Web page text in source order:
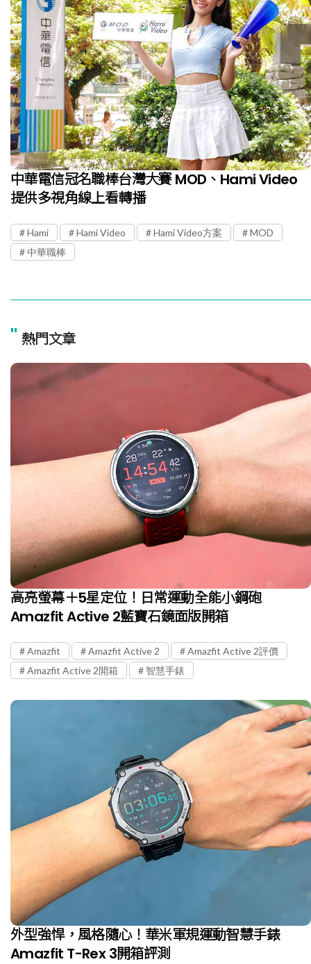
中華電信冠名職棒台灣大賽 MOD、Hami Video
提供多視角線上看轉播
Hami Hami Video Hami Video方案
MOD
中華職棒
" 熱門文章
高亮螢幕＋5星定位！日常運動全能小鋼砲
Amazfit Active 2藍寶石鏡面版開箱
Amazfit Amazfit Active 2
Amazfit Active 2評價
Amazfit Active 2開箱
智慧手錶
外型強悍，風格隨心！華米軍規運動智慧手錶
Amazfit T-Rex 3開箱評測